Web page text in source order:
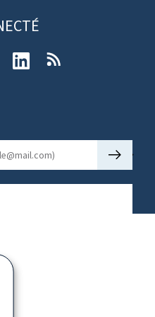
InstagramLinkedin
🡒